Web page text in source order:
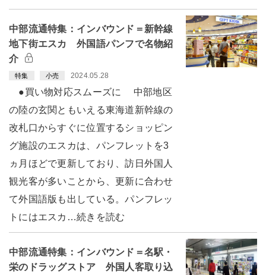
中部流通特集：インバウンド＝新幹線
地下街エスカ 外国語パンフで名物紹
介
特集 小売 2024.05.28
●買い物対応スムーズに 中部地区
の陸の玄関ともいえる東海道新幹線の
改札口からすぐに位置するショッピン
グ施設のエスカは、パンフレットを3
ヵ月ほどで更新しており、訪日外国人
観光客が多いことから、更新に合わせ
て外国語版も出している。パンフレッ
トにはエスカ…続きを読む
中部流通特集：インバウンド＝名駅・
栄のドラッグストア 外国人客取り込